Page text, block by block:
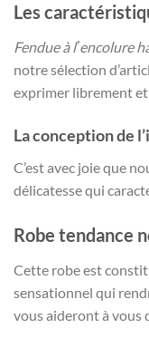
Les
Fendue à lʼencolure
notre sélection
exprimer librement
La conception de
C’est avec joie que
délicatesse qui
Robe tendance
Cette robe est
sensationnel qui
vous aideront à vous